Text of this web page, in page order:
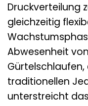
Druckverteilung
gleichzeitig
Abwesenheit von
traditionellen
unterstreicht